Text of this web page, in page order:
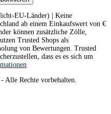
EU-Länder) | Keine
ab einem Einkaufswert von €
können zusätzliche Zölle,
Trusted Shops als
von Bewertungen. Trusted
dass es es sich um
Rechte vorbehalten.